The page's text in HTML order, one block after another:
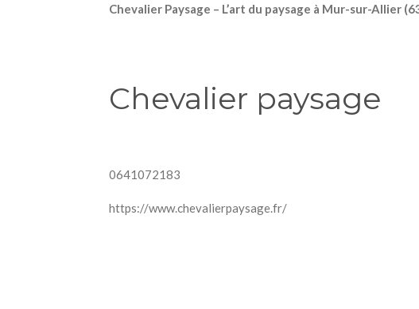
Chevalier Paysage – L’art du paysage à Mur-sur-Allier
Chevalier paysage
0641072183
https://www.chevalierpaysage.fr/